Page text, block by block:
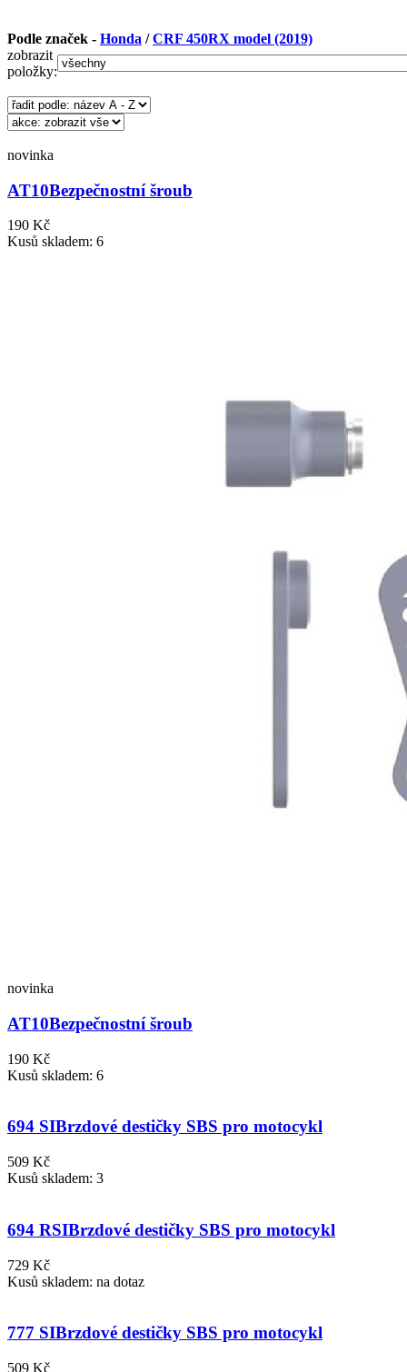
Podle značek - Honda /CRF 450RX model (2019)
zobrazit
položky:
novinka
AT10Bezpečnostní šroub
190 Kč
Kusů skladem: 6
novinka
AT10Bezpečnostní šroub
190 Kč
Kusů skladem: 6
694 SIBrzdové destičky SBS pro motocykl
509 Kč
Kusů skladem: 3
694 RSIBrzdové destičky SBS pro motocykl
729 Kč
Kusů skladem: na dotaz
777 SIBrzdové destičky SBS pro motocykl
509 Kč